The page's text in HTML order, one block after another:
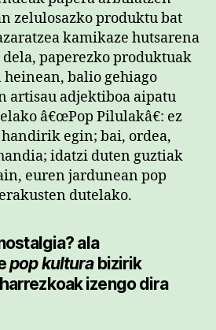
zelulosazko produktu bat
kamikaze hutsarena
dela, paperezko produktuak
balio gehiago
artisau adjektiboa aipatu
â€œPop Pilulakâ€: ez
egin; bai, ordea,
idatzi duten guztiak
euren jardunean pop
dutelako.
ala
pop kulturabizirik
izengo dira